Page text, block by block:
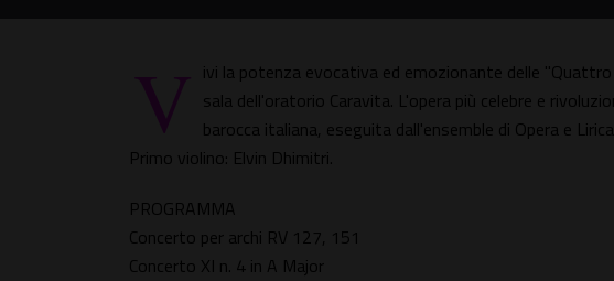
V ivi la potenza evocativa ed emozionante delle
sala dell'oratorio Caravita. L'opera più celebre e
barocca italiana, eseguita dall'ensemble di Opera e
Primo violino: Elvin Dhimitri.
PROGRAMMA
Concerto per archi RV 127, 151
Concerto XI n. 4 in A Major